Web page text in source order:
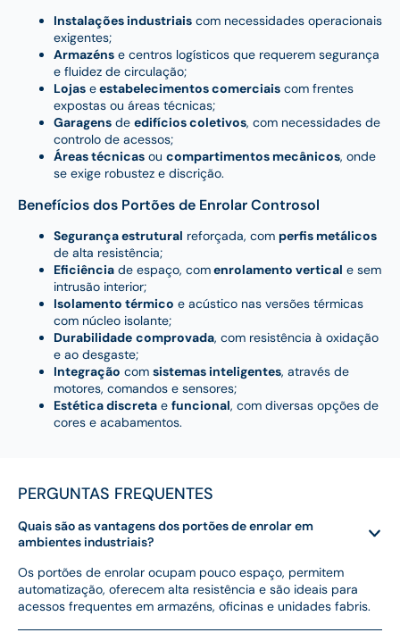
Instalações industriais com necessidades operacionais
exigentes;
Armazéns e centros logísticos que requerem segurança
e fluidez de circulação;
Lojas eestabelecimentos comerciais com frentes
expostas ou áreas técnicas;
Garagens de edifícios coletivos, com necessidades de
controlo de acessos;
Áreas técnicas ou compartimentos mecânicos, onde
se exige robustez e discrição.
Benefícios dos Portões de Enrolar Controsol
Segurança estrutural reforçada, com perfis metálicos
de alta resistência;
Eficiência de espaço, comenrolamento vertical e sem
intrusão interior;
Isolamento térmico e acústico nas versões térmicas
com núcleo isolante;
Durabilidade comprovada, com resistência à oxidação
e ao desgaste;
Integração com sistemas inteligentes, através de
motores, comandos e sensores;
Estética discreta e funcional, com diversas opções de
cores e acabamentos.
PERGUNTAS FREQUENTES
Quais são as vantagens dos portões de enrolar em
ambientes industriais?
Os portões de enrolar ocupam pouco espaço, permitem
automatização, oferecem alta resistência e são ideais para
acessos frequentes em armazéns, oficinas e unidades fabris.